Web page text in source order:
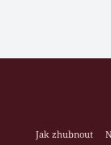
Jak zhubnout